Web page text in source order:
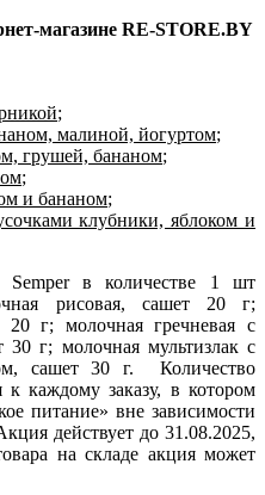
магазине RE-STORE.BY
;
малиной, йогуртом;
грушей, бананом;
;
и бананом;
клубники, яблоком и
в количестве 1 шт
рисовая, сашет 20 г;
20 г; молочная гречневая с
г; молочная мультизлак с
сашет 30 г. Количество
к каждому заказу, в котором
питание» вне зависимости
действует до 31.08.2025,
на складе акция может